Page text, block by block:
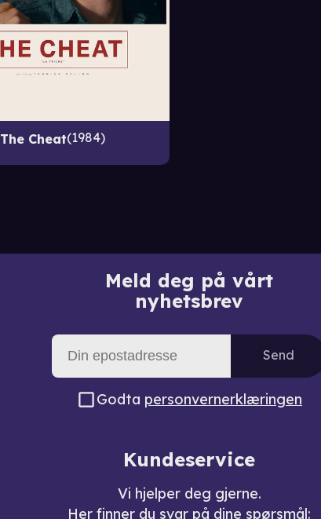
The Cheat 1984
Meld deg på vårt
nyhetsbrev
Send
Godta personvernerklæringen
Kundeservice
Vi hjelper deg gjerne.
Her finner du svar på dine spørsmål: